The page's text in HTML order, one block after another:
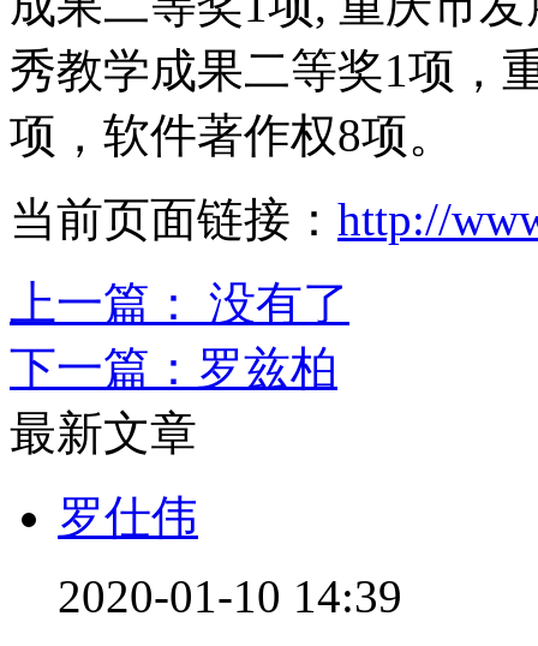
秀教学成果二等奖1项，
项，软件著作权8项。
当前页面链接： http://
上一篇： 没有了
下一篇： 罗兹柏
最新文章
罗仕伟
2020-01-10 14:39